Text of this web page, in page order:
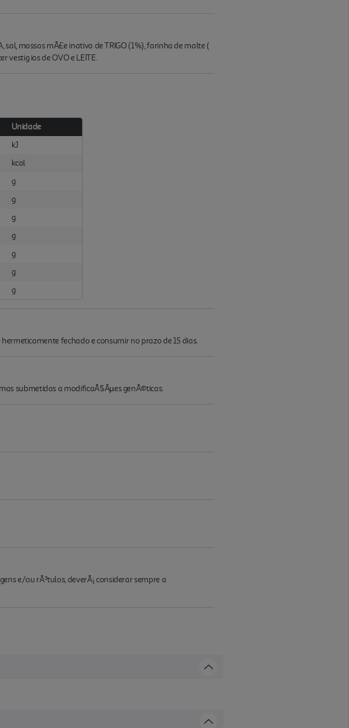
massas mÃ£e inativa de TRIGO (1%), farinha de malte (
vestig ios de OVO e LEITE.
Unidade
kJ
kcal
g
g
g
g
g
g
g
fechado e consumir no prazo de 15 dias.
submetidas a modificaÃ§Ãµes genÃ©ticas.
e/ou rÃ³tulos, deverÃ¡ considerar sempre a